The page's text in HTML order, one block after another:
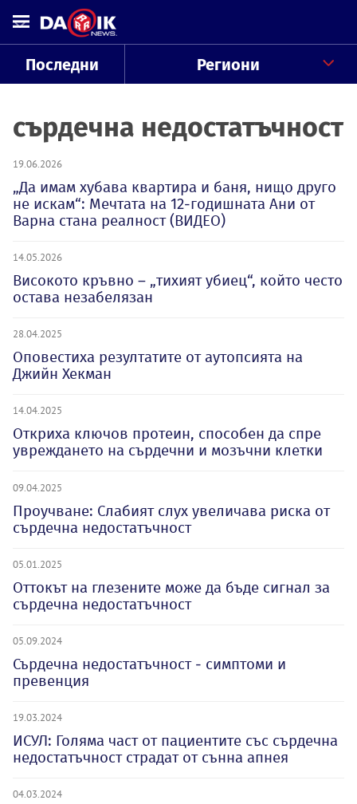
Последни Региони
сърдечна недостатъчност
19.06.2026
„Да имам хубава квартира и баня, нищо друго
не искам“: Мечтата на 12-годишната Ани от
Варна стана реалност (ВИДЕО)
14.05.2026
Високото кръвно – „тихият убиец“, който често
остава незабелязан
28.04.2025
Оповестиха резултатите от аутопсията на
Джийн Хекман
14.04.2025
Откриха ключов протеин, способен да спре
увреждането на сърдечни и мозъчни клетки
09.04.2025
Проучване: Слабият слух увеличава риска от
сърдечна недостатъчност
05.01.2025
Оттокът на глезените може да бъде сигнал за
сърдечна недостатъчност
05.09.2024
Сърдечна недостатъчност - симптоми и
превенция
19.03.2024
ИСУЛ: Голяма част от пациентите със сърдечна
недостатъчност страдат от сънна апнея
04.03.2024